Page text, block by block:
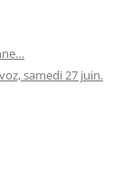
samedi 27 juin.